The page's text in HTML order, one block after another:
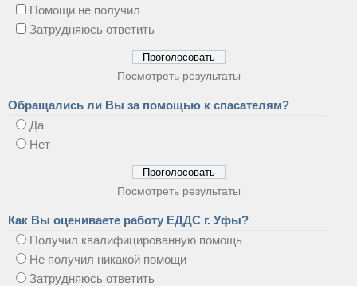
Помощи не получил
Затрудняюсь ответить
Посмотреть результаты
Обращались ли Вы за помощью к спасателям?
Да
Нет
Посмотреть результаты
Как Вы оцениваете работу ЕДДС г. Уфы?
Получил квалифицированную помощь
Не получил никакой помощи
Затрудняюсь ответить